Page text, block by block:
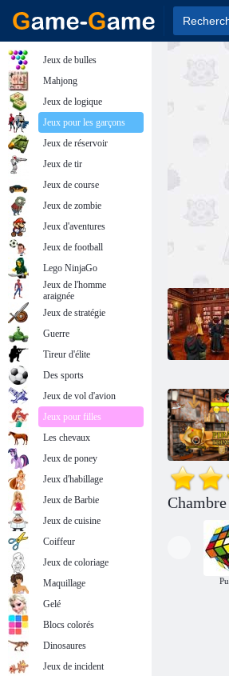
Objets
trésor de
Jeux de bulles
Mahjong
Jeux de logique
Jeux pour les garçons
Jeux de réservoir
Jeux de tir
Jeux de course
Jeux de zombie
Jeux d'aventures
Jeux de football
Lego NinjaGo
Jeux de l'homme
araignée
Jeux de stratégie
Guerre
Tireur d'élite
Des sports
Jeux de vol d'avion
Jeux pour filles
Les chevaux
Jeux de poney
Jeux d'habillage
Jeux de Barbie
Jeux de cuisine
Coiffeur
Jeux de coloriage
Maquillage
Gelé
Blocs colorés
Dinosaures
Jeux de incident